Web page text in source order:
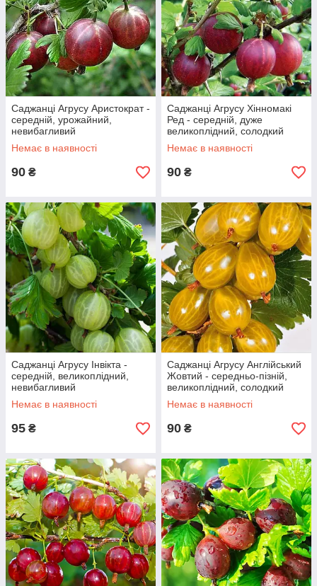
Саджанці Агрусу Аристократ -
середній, урожайний,
невибагливий
Немає в наявності
90 ₴
Саджанці Агрусу Хінномакі
Ред - середній, дуже
великоплідний, солодкий
Немає в наявності
90 ₴
Саджанці Агрусу Інвікта -
середній, великоплідний,
невибагливий
Немає в наявності
95 ₴
Саджанці Агрусу Англійський
Жовтий - середньо-пізній,
великоплідний, солодкий
Немає в наявності
90 ₴